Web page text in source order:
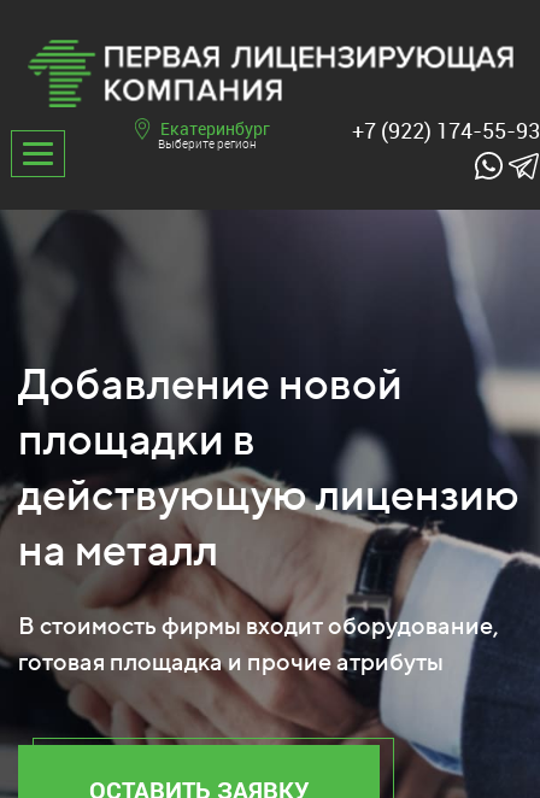
Екатеринбург
Выберите регион +7 (922) 174-55-93
Добавление новой
площадки в
действующую лицензию
на металл
В стоимость фирмы входит оборудование,
готовая площадка и прочие атрибуты
ОСТАВИТЬ ЗАЯВКУ